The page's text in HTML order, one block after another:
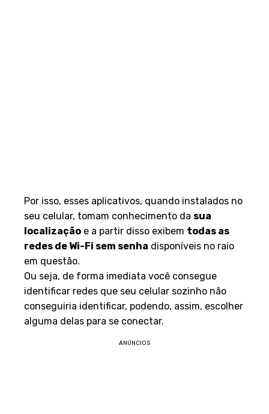
Por isso, esses aplicativos, quando instalados no
seu celular, tomam conhecimento da sua
localização e a partir disso exibem todas as
redes de Wi-Fi sem senha disponíveis no raio
em questão.
Ou seja, de forma imediata você consegue
identificar redes que seu celular sozinho não
conseguiria identificar, podendo, assim, escolher
alguma delas para se conectar.
ANÚNCIOS